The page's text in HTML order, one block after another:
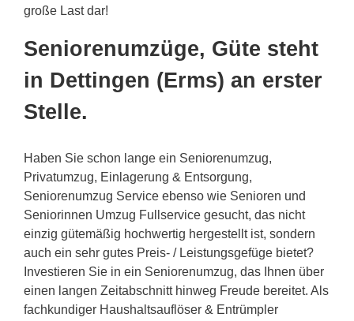
große Last dar!
Seniorenumzüge, Güte steht
in Dettingen (Erms) an erster
Stelle.
Haben Sie schon lange ein Seniorenumzug,
Privatumzug, Einlagerung & Entsorgung,
Seniorenumzug Service ebenso wie Senioren und
Seniorinnen Umzug Fullservice gesucht, das nicht
einzig gütemäßig hochwertig hergestellt ist, sondern
auch ein sehr gutes Preis- / Leistungsgefüge bietet?
Investieren Sie in ein Seniorenumzug, das Ihnen über
einen langen Zeitabschnitt hinweg Freude bereitet. Als
fachkundiger Haushaltsauflöser & Entrümpler